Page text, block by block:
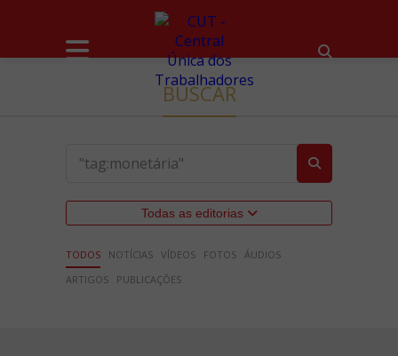
BUSCAR
Todas as editorias
TODOS NOTÍCIAS VÍDEOS FOTOS ÁUDIOS
ARTIGOS
PUBLICAÇÕES